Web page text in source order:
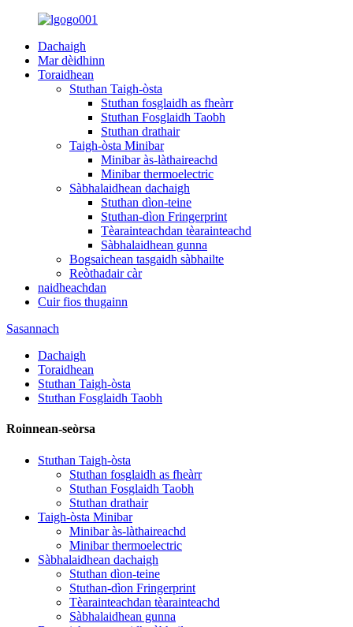
Dachaigh
Mar dèidhinn
Toraidhean
Stuthan Taigh-òsta
Stuthan fosglaidh as fheàrr
Stuthan Fosglaidh Taobh
Stuthan drathair
Taigh-òsta Minibar
Minibar às-làthaireachd
Minibar thermoelectric
Sàbhalaidhean dachaigh
Stuthan dìon-teine
Stuthan-dìon Fringerprint
Tèarainteachdan tèarainteachd
Sàbhalaidhean gunna
Bogsaichean tasgaidh sàbhailte
Reòthadair càr
naidheachdan
Cuir fios thugainn
Sasannach
Dachaigh
Toraidhean
Stuthan Taigh-òsta
Stuthan Fosglaidh Taobh
Roinnean-seòrsa
Stuthan Taigh-òsta
Stuthan fosglaidh as fheàrr
Stuthan Fosglaidh Taobh
Stuthan drathair
Taigh-òsta Minibar
Minibar às-làthaireachd
Minibar thermoelectric
Sàbhalaidhean dachaigh
Stuthan dìon-teine
Stuthan-dìon Fringerprint
Tèarainteachdan tèarainteachd
Sàbhalaidhean gunna